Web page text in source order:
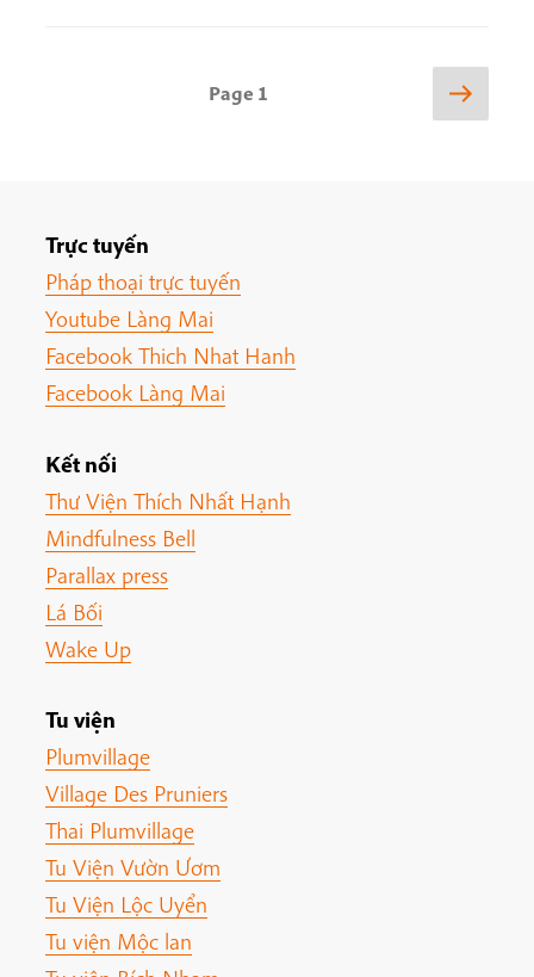
Page 1 Next
page
Trực tuyến
Pháp thoại trực tuyến
Youtube Làng Mai
Facebook Thich Nhat Hanh
Facebook Làng Mai
Kết nối
Thư Viện Thích Nhất Hạnh
Mindfulness Bell
Parallax press
Lá Bối
Wake Up
Tu viện
Plumvillage
Village Des Pruniers
Thai Plumvillage
Tu Viện Vườn Ươm
Tu Viện Lộc Uyển
Tu viện Mộc lan